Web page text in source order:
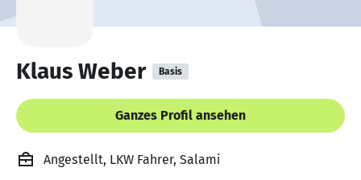
Klaus Weber Basis
Ganzes Profil ansehen
Angestellt, LKW Fahrer, Salami